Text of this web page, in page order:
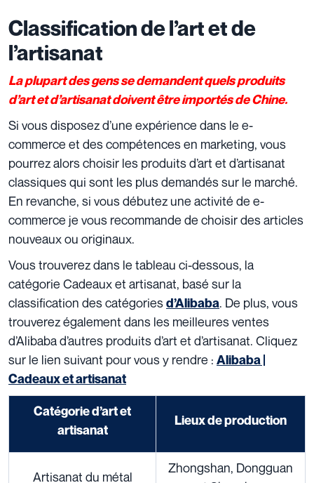
Classification de l’art et de
l’artisanat
La plupart des gens se demandent quels produits
d’art et d’artisanat doivent être importés de Chine.
Si vous disposez d’une expérience dans le e-
commerce et des compétences en marketing, vous
pourrez alors choisir les produits d’art et d’artisanat
classiques qui sont les plus demandés sur le marché.
En revanche, si vous débutez une activité de e-
commerce je vous recommande de choisir des articles
nouveaux ou originaux.
Vous trouverez dans le tableau ci-dessous, la
catégorie Cadeaux et artisanat, basé sur la
classification des catégoriesd’Alibaba. De plus, vous
trouverez également dans les meilleures ventes
d’Alibaba d’autres produits d’art et d’artisanat. Cliquez
sur le lien suivant pour vous y rendre : Alibaba |
Cadeaux et artisanat
Catégorie d’art et
artisanat
Lieux de production
Artisanat du métal
Zhongshan, Dongguan